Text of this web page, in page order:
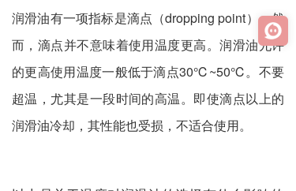
润滑油有一项指标是滴点（dropping point），然
而，滴点并不意味着使用温度更高。润滑油允许
的更高使用温度一般低于滴点30℃~50℃。不要
超温，尤其是一段时间的高温。即使滴点以上的
润滑油冷却，其性能也受损，不适合使用。